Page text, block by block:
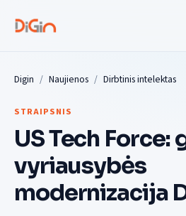
Digin Naujienos Dirbtinis intelektas
STRAIPSNIS
US Tech Force:
vyriausybės
modernizacija